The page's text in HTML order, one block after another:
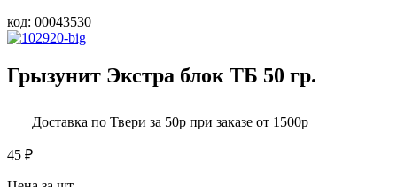
код: 00043530
Грызунит Экстра блок ТБ 50 гр.
Доставка по Твери за 50р при заказе от 1500р
45 ₽